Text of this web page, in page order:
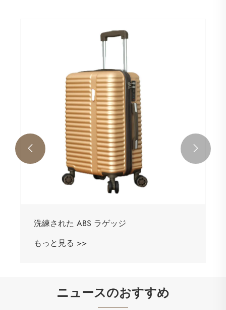
洗練された ABS ラゲッジ
もっと見る >>
 
ニュースのおすすめ